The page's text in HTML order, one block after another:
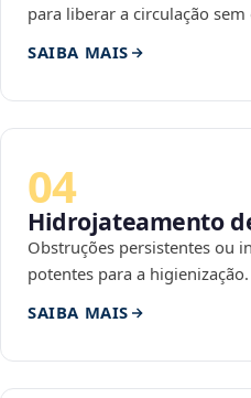
para liberar a circulação sem
SAIBA MAIS
04
Hidrojateamento
Obstruções persistentes ou
potentes para a higienização.
SAIBA MAIS